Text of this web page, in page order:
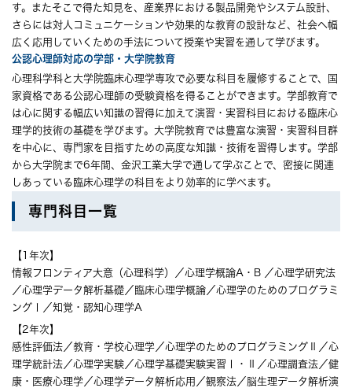
す。またそこで得た知見を、産業界における製品開発やシステム設計、
さらには対人コミュニケーションや効果的な教育の設計など、社会へ幅
広く応用していくための手法について授業や実習を通して学びます。
公認心理師対応の学部・大学院教育
心理科学科と大学院臨床心理学専攻で必要な科目を履修することで、国
家資格である公認心理師の受験資格を得ることができます。学部教育で
は心に関する幅広い知識の習得に加えて演習・実習科目における臨床心
理学的技術の基礎を学びます。大学院教育では豊富な演習・実習科目群
を中心に、専門家を目指すための高度な知識・技術を習得します。学部
から大学院まで6年間、金沢工業大学で通して学ぶことで、密接に関連
しあっている臨床心理学の科目をより効率的に学べます。
専門科目一覧
【1年次】
情報フロンティア大意（心理科学）／心理学概論A・B ／心理学研究法
／心理学データ解析基礎／臨床心理学概論／心理学のためのプログラミ
ングⅠ／知覚・認知心理学A
【2年次】
感性評価法／教育・学校心理学／心理学のためのプログラミングⅡ／心
理学統計法／心理学実験／心理学基礎実験実習Ⅰ・Ⅱ／心理調査法／健
康・医療心理学／心理学データ解析応用／観察法／脳生理データ解析演